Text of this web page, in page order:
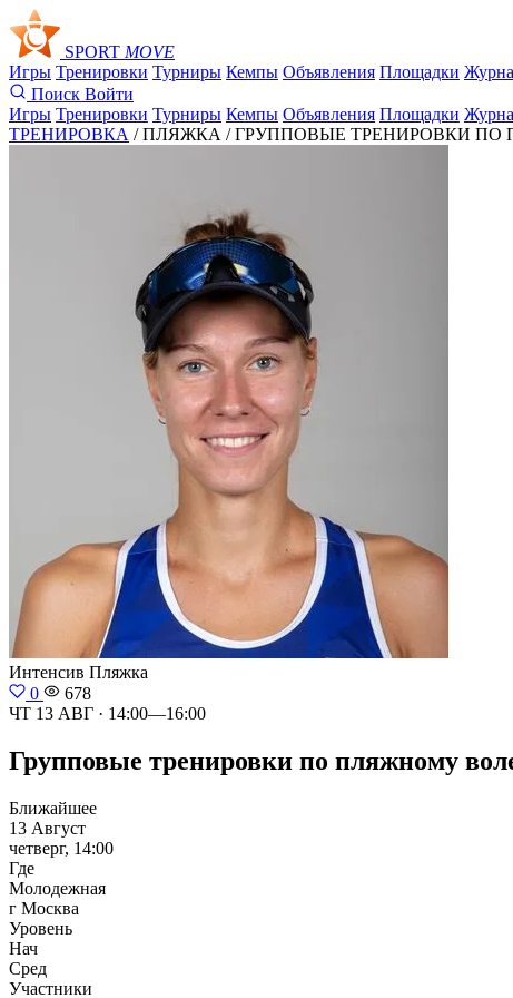
SPORT MOVE
Игры Тренировки Турниры Кемпы Объявления Площадки
Поиск Войти
Игры Тренировки Турниры Кемпы Объявления Площадки
ТРЕНИРОВКА / ПЛЯЖКА /ГРУППОВЫЕ ТРЕНИРОВКИ ПО
Интенсив Пляжка
0
678
ЧТ 13 АВГ · 14:00—16:00
Групповые тренировки по пляжному
Ближайшее
13 Август
четверг, 14:00
Где
Молодежная
г Москва
Уровень
Нач
Сред
Участники